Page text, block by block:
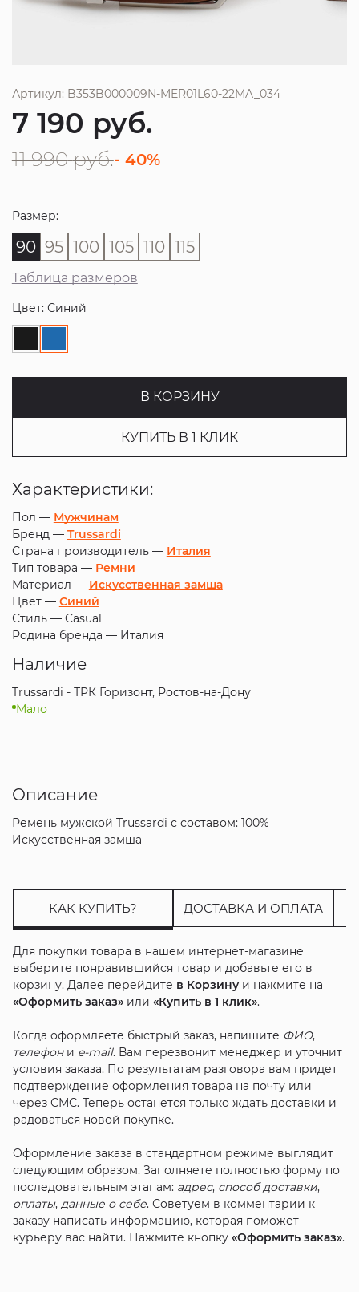
Артикул: B353B000009N-MER01L60-22MA_034
7 190 руб.
11 990 руб.- 40%
Размер:
90 95 100 105 110 115
Таблица размеров
Цвет: Синий
В КОРЗИНУ
КУПИТЬ В 1 КЛИК
Характеристики:
Пол — Мужчинам
Бренд — Trussardi
Страна производитель — Италия
Тип товара — Ремни
Материал — Искусственная замша
Цвет — Синий
Стиль — Casual
Родина бренда — Италия
Наличие
Trussardi - ТРК Горизонт, Ростов-на-Дону
Мало
Описание
Ремень мужской Trussardi с составом: 100%
Искусственная замша
КАК КУПИТЬ? ДОСТАВКА И ОПЛАТА
Для покупки товара в нашем интернет-магазине
выберите понравившийся товар и добавьте его в
корзину. Далее перейдите в Корзинуи нажмите на
«Оформить заказ»или «Купить в 1 клик».
Когда оформляете быстрый заказ, напишите ФИО,
телефони e-mail. Вам перезвонит менеджер и уточнит
условия заказа. По результатам разговора вам придет
подтверждение оформления товара на почту или
через СМС. Теперь останется только ждать доставки и
радоваться новой покупке.
Оформление заказа в стандартном режиме выглядит
следующим образом. Заполняете полностью форму по
последовательным этапам: адрес, способ доставки,
оплаты, данные о себе. Советуем в комментарии к
заказу написать информацию, которая поможет
курьеру вас найти. Нажмите кнопку «Оформить заказ».